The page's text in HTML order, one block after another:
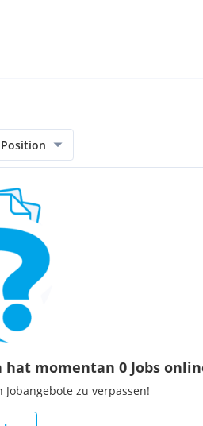
Position
momentan 0 Jobs
zu verpassen!